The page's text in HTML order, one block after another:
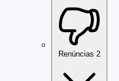
Renúncias 2